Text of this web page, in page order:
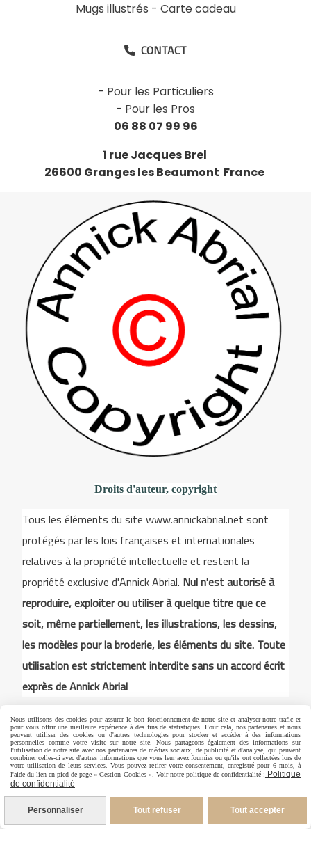
Mugs illustrés - Carte cadeau
 CONTACT
- Pour les Particuliers
- Pour les Pros
06 88 07 99 96
1 rue Jacques Brel
26600 Granges les Beaumont France
Droits d'auteur, copyright
Tous les éléments du site www.annickabrial.net sont
protégés par les lois françaises et internationales
relatives à la propriété intellectuelle et restent la
propriété exclusive d'Annick Abrial. Nul n'est autorisé à
reproduire, exploiter ou utiliser à quelque titre que ce
soit, même partiellement, les illustrations, les dessins,
les modèles pour la broderie, les éléments du site. Toute
utilisation est strictement interdite sans un accord écrit
exprès de Annick Abrial
Facebook est désactivé. Autoriser
Mentions Légales
Politique de confidentialité
Gestion cookies
Mon Compte
Nous utilisons des cookies pour assurer le bon fonctionnement de notre site et analyser notre trafic et
pour vous offrir une meilleure expérience à des fins de statistiques. Pour cela, nos partenaires et nous
peuvent utiliser des cookies ou d'autres technologies pour stocker et accéder à des informations
personnelles comme votre visite sur notre site. Nous partageons également des informations sur
l'utilisation de notre site avec nos partenaires de médias sociaux, de publicité et d'analyse, qui peuvent
combiner celles-ci avec d'autres informations que vous leur avez fournies ou qu'ils ont collectées lors de
votre utilisation de leurs services. Vous pouvez retirer votre consentement, enregistré pour 6 mois, à
l'aide du lien en pied de page « Gestion Cookies ». Voir notre politique de confidentialité : Politique
de confidentialité
Personnaliser Tout refuser Tout accepter